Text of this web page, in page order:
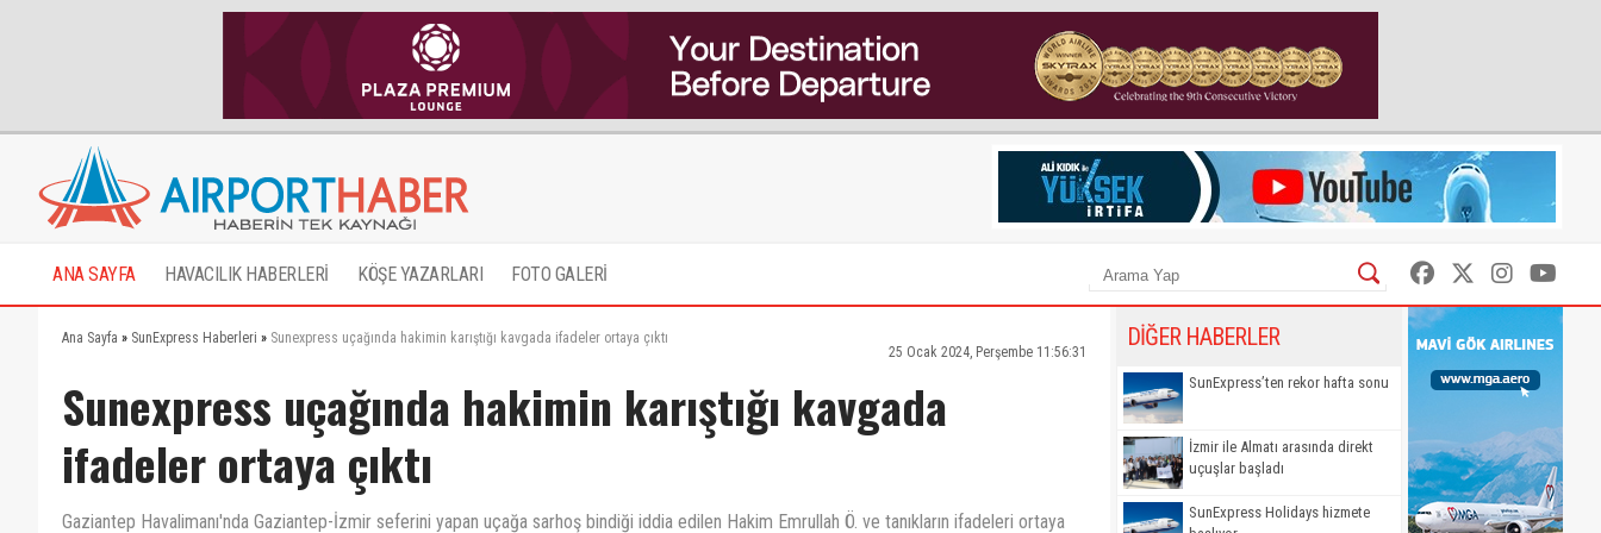
ANA SAYFA HAVACILIK HABERLERİ KÖŞE YAZARLARI FOTO GALERİ
Ana Sayfa » SunExpress Haberleri » Sunexpress uçağında hakimin karıştığı kavgada ifadeler ortaya çıktı
25 Ocak 2024, Perşembe 11:56:31
Sunexpress uçağında hakimin karıştığı kavgada
ifadeler ortaya çıktı
Gaziantep Havalimanı'nda Gaziantep-İzmir seferini yapan uçağa sarhoş bindiği iddia edilen Hakim Emrullah Ö. ve tanıkların ifadeleri ortaya
DİĞER HABERLER
SunExpress’ten rekor hafta sonu
İzmir ile Almatı arasında direkt
uçuşlar başladı
SunExpress Holidays hizmete